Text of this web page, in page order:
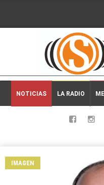
2026-08-09 03:43:51
NOTICIAS LA RADIO
IMAGEN